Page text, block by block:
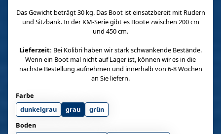
Das Gewicht beträgt 30 kg. Das Boot ist einsatzbereit mit Rudern
und Sitzbank. In der KM-Serie gibt es Boote zwischen 200 cm
und 450 cm.
Lieferzeit: Bei Kolibri haben wir stark schwankende Bestände.
Wenn ein Boot mal nicht auf Lager ist, können wir es in die
nächste Bestellung aufnehmen und innerhalb von 6-8 Wochen
an Sie liefern.
Farbe
dunkelgrau
grau
grün
Boden